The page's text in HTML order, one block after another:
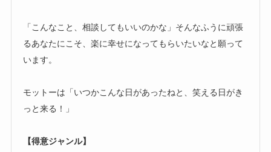
「こんなこと、相談してもいいのかな」そんなふうに頑張
るあなたにこそ、楽に幸せになってもらいたいなと願って
います。
モットーは「いつかこんな日があったねと、笑える日がき
っと来る！」
【得意ジャンル】